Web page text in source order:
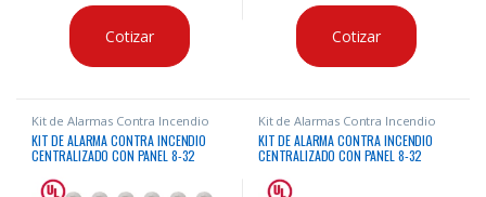
Cotizar Cotizar
Kit de Alarmas Contra Incendio
KIT DE ALARMA CONTRA INCENDIO
CENTRALIZADO CON PANEL 8-32
DISPOSITIVOS LIFE + BATERIA
Kit de Alarmas Contra Incendio
KIT DE ALARMA CONTRA INCENDIO
CENTRALIZADO CON PANEL 8-32
DISPOSITIVOS LIFE + BATERIA